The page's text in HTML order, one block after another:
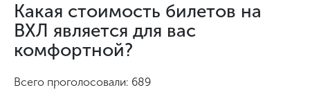
Какая стоимость билетов на
ВХЛ является для вас
комфортной?
Всего проголосовали: 689